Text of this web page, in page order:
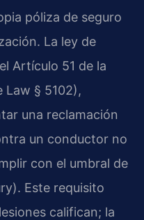
póliza de seguro
La ley de
Artículo 51 de la
Law § 5102),
una reclamación
un conductor no
con el umbral de
Este requisito
califican; la